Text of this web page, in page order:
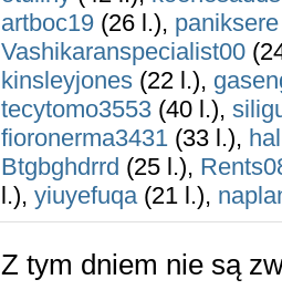
artboc19 (26 l.), paniksere
Vashikaranspecialist00
kinsleyjones (22 l.),
tecytomo3553 (40 l.),
fioronerma3431 (33 l.),
Btgbghdrrd (25 l.),
l.), yiuyefuqa(21 l.),
Z tym dniem nie są